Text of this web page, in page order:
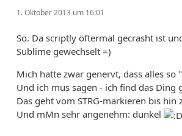
1. Oktober 2013 um 16:01
So. Da scriptly öftermal gecrasht ist
Sublime gewechselt =)
Mich hatte zwar genervt, dass alles
Und ich mus sagen - ich find das Ding
Das geht vom STRG-markieren bis
Und mMn sehr angenehm: dunkel